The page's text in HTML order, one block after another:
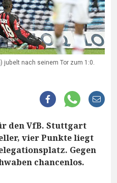
jubelt nach seinem Tor zum 1:0.
den VfB. Stuttgart
vier Punkte liegt
Gegen
chancenlos.